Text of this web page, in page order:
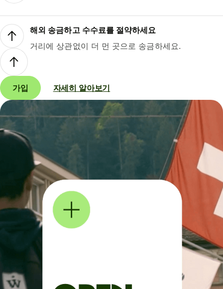
해외 송금하고 수수료를 절약하세요
거리에 상관없이 더 먼 곳으로 송금하세요.
가입 자세히 알아보기